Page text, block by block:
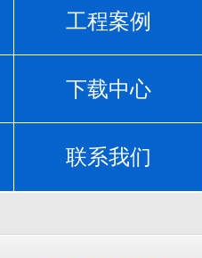
工程案例
下载中心
联系我们